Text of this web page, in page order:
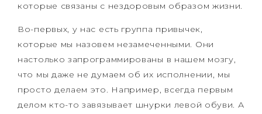
которые связаны с нездоровым образом жизни.
Во-первых, у нас есть группа привычек,
которые мы назовем незамеченными. Они
настолько запрограммированы в нашем мозгу,
что мы даже не думаем об их исполнении, мы
просто делаем это. Например, всегда первым
делом кто-то завязывает шнурки левой обуви. А